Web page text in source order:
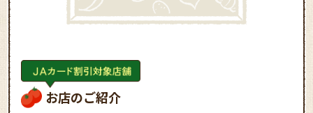
お店のご紹介